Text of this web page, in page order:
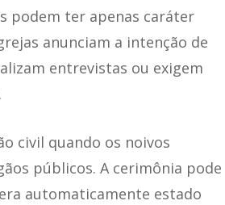
podem ter apenas caráter
anunciam a intenção de
entrevistas ou exigem
civil quando os noivos
públicos. A cerimônia pode
automaticamente estado